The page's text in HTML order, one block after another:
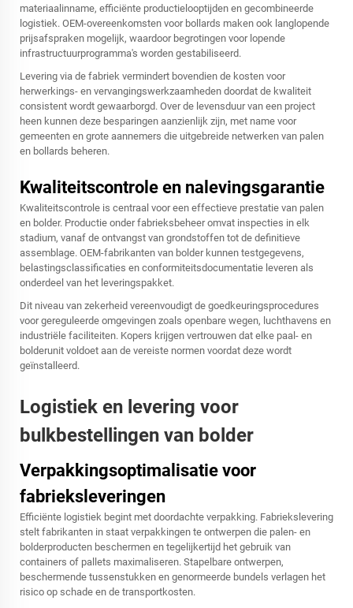
materiaalinname, efficiënte productielooptijden en gecombineerde
logistiek. OEM-overeenkomsten voor bollards maken ook langlopende
prijsafspraken mogelijk, waardoor begrotingen voor lopende
infrastructuurprogramma's worden gestabiliseerd.
Levering via de fabriek vermindert bovendien de kosten voor
herwerkings- en vervangingswerkzaamheden doordat de kwaliteit
consistent wordt gewaarborgd. Over de levensduur van een project
heen kunnen deze besparingen aanzienlijk zijn, met name voor
gemeenten en grote aannemers die uitgebreide netwerken van palen
en bollards beheren.
Kwaliteitscontrole en nalevingsgarantie
Kwaliteitscontrole is centraal voor een effectieve prestatie van palen
en bolder. Productie onder fabrieksbeheer omvat inspecties in elk
stadium, vanaf de ontvangst van grondstoffen tot de definitieve
assemblage. OEM-fabrikanten van bolder kunnen testgegevens,
belastingsclassificaties en conformiteitsdocumentatie leveren als
onderdeel van het leveringspakket.
Dit niveau van zekerheid vereenvoudigt de goedkeuringsprocedures
voor gereguleerde omgevingen zoals openbare wegen, luchthavens en
industriële faciliteiten. Kopers krijgen vertrouwen dat elke paal- en
bolderunit voldoet aan de vereiste normen voordat deze wordt
geïnstalleerd.
Logistiek en levering voor
bulkbestellingen van bolder
Verpakkingsoptimalisatie voor
fabrieksleveringen
Efficiënte logistiek begint met doordachte verpakking. Fabriekslevering
stelt fabrikanten in staat verpakkingen te ontwerpen die palen- en
bolderproducten beschermen en tegelijkertijd het gebruik van
containers of pallets maximaliseren. Stapelbare ontwerpen,
beschermende tussenstukken en genormeerde bundels verlagen het
risico op schade en de transportkosten.